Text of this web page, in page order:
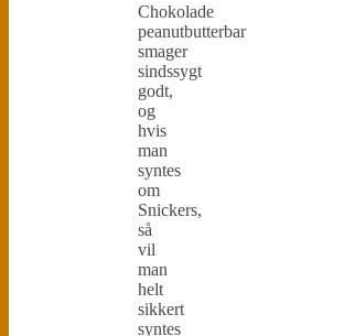
Chokolade
peanutbutterbar
smager
sindssygt
godt,
og
hvis
man
syntes
om
Snickers,
så
vil
man
helt
sikkert
syntes